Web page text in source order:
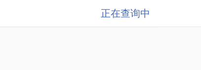
正在查询中